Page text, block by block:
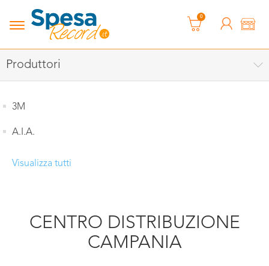
0
Produttori
3M
A.I.A.
Visualizza tutti
CENTRO DISTRIBUZIONE
CAMPANIA